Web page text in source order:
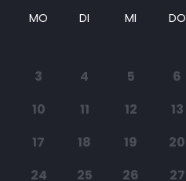
MO DI MI DO
3
4 5 6
10
11 12 13
17
18 19 20
24
25 26 27